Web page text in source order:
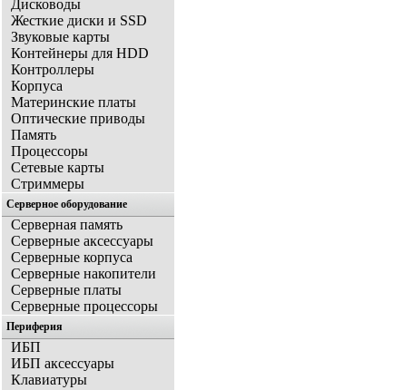
Дисководы
Жесткие диски и SSD
Звуковые карты
Контейнеры для HDD
Контроллеры
Корпуса
Материнские платы
Оптические приводы
Память
Процессоры
Сетевые карты
Стриммеры
Серверное оборудование
Серверная память
Серверные аксессуары
Серверные корпуса
Серверные накопители
Серверные платы
Серверные процессоры
Периферия
ИБП
ИБП аксессуары
Клавиатуры